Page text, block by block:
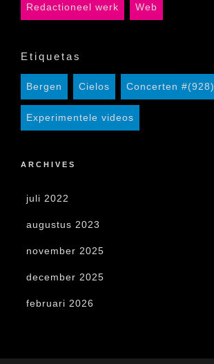
Redactioneel werk Web
Etiquetas
Bergen Cielos Concerten #(928)
Experimentele videos
ARCHIVES
juli 2022
augustus 2023
november 2025
december 2025
februari 2026